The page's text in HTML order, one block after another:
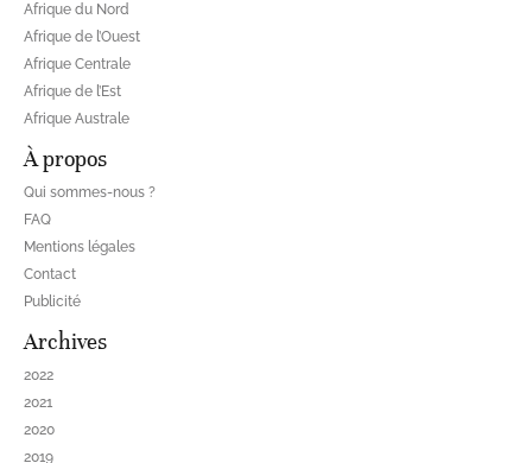
Afrique du Nord
Afrique de l’Ouest
Afrique Centrale
Afrique de l’Est
Afrique Australe
À propos
Qui sommes-nous ?
FAQ
Mentions légales
Contact
Publicité
Archives
2022
2021
2020
2019